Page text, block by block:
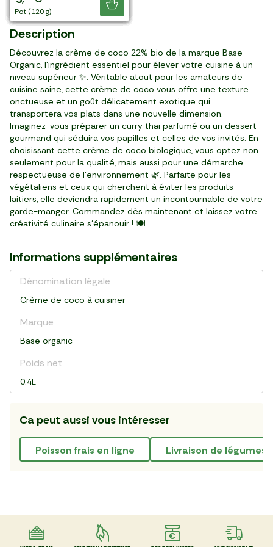
brique (200 ml)
bouteille (250 ml)
tube (70 g)
bouteille (500 ml)
bocal (260 g)
bouteille (135 ml)
bouteille (145 ml)
bouteille (150 ml)
pot (120 g)
pot (120 g)
Je découvre
Description
Découvrez la crème de coco 22% bio de la marque Base
Organic, l'ingrédient essentiel pour élever votre cuisine à un
niveau supérieur ✨. Véritable atout pour les amateurs de
cuisine saine, cette crème de coco vous offre une texture
onctueuse et un goût délicatement exotique qui
transportera vos plats dans une nouvelle dimension.
Imaginez-vous préparer un curry thaï parfumé ou un dessert
gourmand qui séduira vos papilles et celles de vos invités. En
choisissant cette crème de coco biologique, vous optez non
seulement pour la qualité, mais aussi pour une démarche
respectueuse de l'environnement 🌿. Parfaite pour les
végétaliens et ceux qui cherchent à éviter les produits
laitiers, elle deviendra rapidement un incontournable de votre
garde-manger. Commandez dès maintenant et laissez votre
créativité culinaire s'épanouir ! 🍽️
Informations supplémentaires
Dénomination légale
Crème de coco à cuisiner
Marque
Base organic
Poids net
0.4L
Ca peut aussi vous intéresser
poisson frais en ligne Livraison de légumes